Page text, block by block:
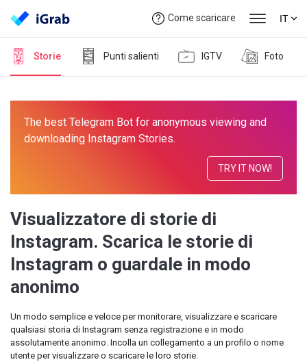
Come scaricare IT
Storie Punti salienti IGTV Foto
The best Telegram Bot for anonymous viewing and
downloading Instagram Stories.
TRY IT NOW!
Visualizzatore di storie di
Instagram. Scarica le storie di
Instagram o guardale in modo
anonimo
Un modo semplice e veloce per monitorare, visualizzare e scaricare
qualsiasi storia di Instagram senza registrazione e in modo
assolutamente anonimo. Incolla un collegamento a un profilo o nome
utente per visualizzare o scaricare le loro storie.